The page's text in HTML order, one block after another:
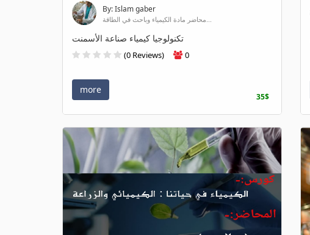
By: Islam gaber
تكنولوجيا كيمياء صناعة الأسمنت
(0 Reviews) 0
more
35$